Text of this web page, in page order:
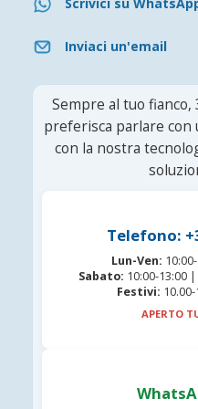
Inviaci un'email
Sempre al tuo
preferisca parlare
con la nostra
Telefono:
Lun-Ven:
Sabato: 10:00-13:00
Festivi:
APERTO